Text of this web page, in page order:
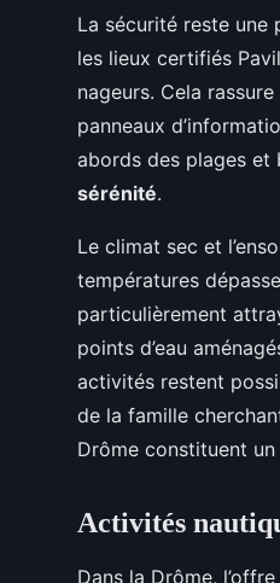
La sécurité reste une
les lieux certifiés
nageurs. Cela
panneaux
abords des plages et
sérénité.
Le climat sec et
températures
particulièrement
points d’eau
activités restent
de la famille
Drôme constituent
Activités
Dans la Drôme, l’offre